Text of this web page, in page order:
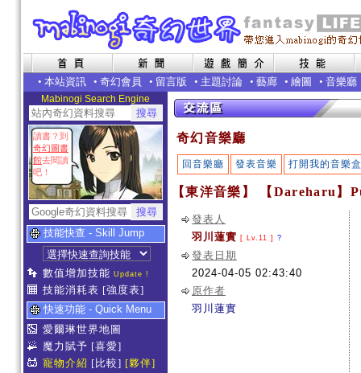
• 本站資訊 • 奇幻會員 • 留言版 • 主題討論 • 藝廊 • 繪圖 • 音樂廳
Mabinogi Search Engine
讀書？到
奇幻圖書
館去閱讀
吧！
技能快查 - Skill Jump
數值增加技能 Update !
技能消耗表 [強度表]
快速功能 - Quick Menu
愛爾琳世界地圖
魔力賦予 [喜愛]
寵物介紹 [比較] [夥伴]
奇幻音樂廳
回音樂廳 發表音樂 打開我的音樂盒
【東洋音樂】 【Dareharu】
發表人
羽川蓮實 [ Lv.11 ] ?
發表日期
2024-04-05 02:43:40
原作者
羽川蓮實